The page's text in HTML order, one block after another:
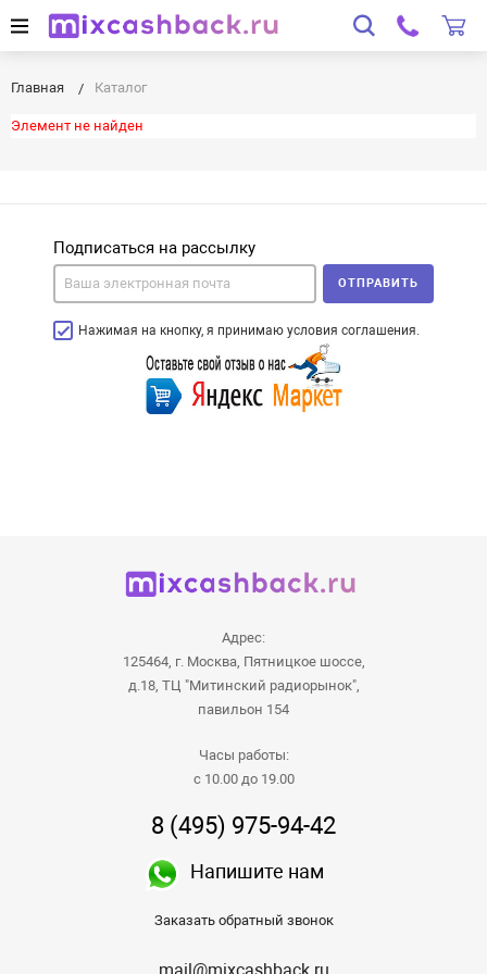
Главная Каталог
Элемент не найден
Подписаться на рассылку
Нажимая на кнопку, я принимаю условия соглашения.
ОТПРАВИТЬ
Адрес:
125464, г. Москва, Пятницкое шоссе,
д.18, ТЦ "Митинский радиорынок",
павильон 154
Часы работы:
с 10.00 до 19.00
8 (495) 975-94-42
Напишите нам
Заказать обратный звонок